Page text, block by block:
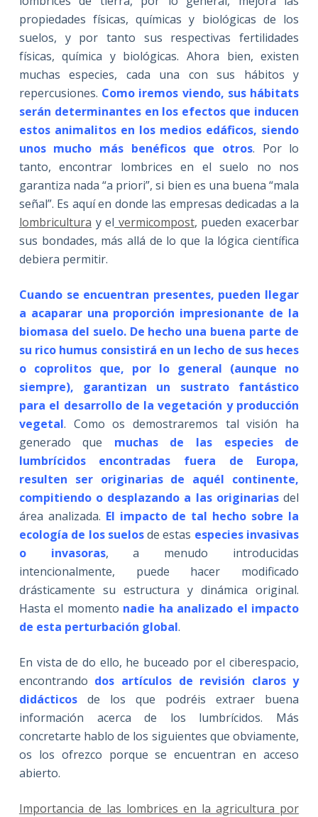
propiedades físicas, químicas y biológicas de los
suelos, y por tanto sus respectivas fertilidades
físicas, química y biológicas. Ahora bien, existen
muchas especies, cada una con sus hábitos y
repercusiones. Como iremos viendo, sus hábitats
serán determinantes en los efectos que inducen
estos animalitos en los medios edáficos, siendo
unos mucho más benéficos que otros. Por lo
tanto, encontrar lombrices en el suelo no nos
garantiza nada “a priori”, si bien es una buena “mala
señal”. Es aquí en donde las empresas dedicadas a la
lombricultura y el vermicompost, pueden exacerbar
sus bondades, más allá de lo que la lógica científica
debiera permitir.
Cuando se encuentran presentes, pueden llegar
a acaparar una proporción impresionante de la
biomasa del suelo. De hecho una buena parte de
su rico humus consistirá en un lecho de sus heces
o coprolitos que, por lo general (aunque no
siempre), garantizan un sustrato fantástico
para el desarrollo de la vegetación y producción
vegetal. Como os demostraremos tal visión ha
generado que muchas de las especies de
lumbrícidos encontradas fuera de Europa,
resulten ser originarias de aquél continente,
compitiendo o desplazando a las originariasdel
área analizada. El impacto de tal hecho sobre la
ecología de los suelosde estas especies invasivas
o invasoras, a menudo introducidas
intencionalmente, puede hacer modificado
drásticamente su estructura y dinámica original.
Hasta el momento nadie ha analizado el impacto
de esta perturbación global.
En vista de do ello, he buceado por el ciberespacio,
encontrando dos artículos de revisión claros y
didácticosde los que podréis extraer buena
información acerca de los lumbrícidos. Más
concretarte hablo de los siguientes que obviamente,
os los ofrezco porque se encuentran en acceso
abierto.
Importancia de las lombrices en la agricultura por